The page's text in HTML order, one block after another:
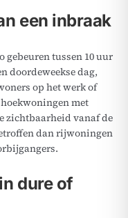
een inbraak
gebeuren tussen 10 uur
doordeweekse dag,
op het werk of
met
zichtbaarheid vanaf de
dan rijwoningen
dure of